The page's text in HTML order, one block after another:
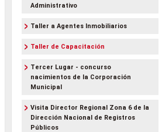
Administrativo
Taller a Agentes Inmobiliarios
Taller de Capacitación
Tercer Lugar - concurso
nacimientos de la Corporación
Municipal
Visita Director Regional Zona 6 de la
Dirección Nacional de Registros
Públicos